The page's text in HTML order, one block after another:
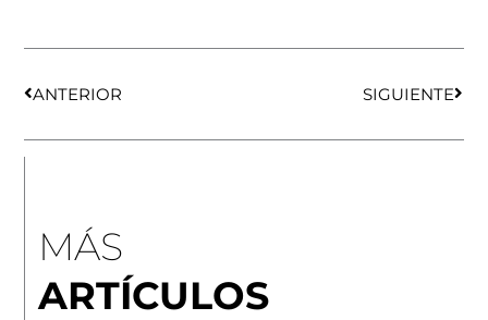
ANTERIOR SIGUIENTE
MÁS
ARTÍCULOS